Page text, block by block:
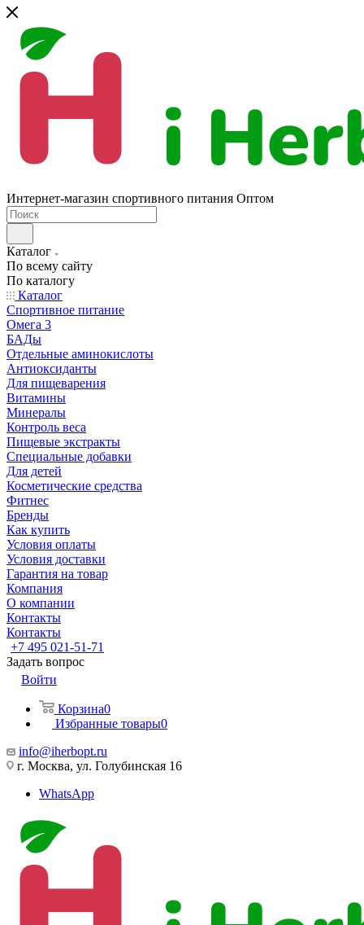
Интернет-магазин спортивного питания Оптом
Каталог
По всему сайту
По каталогу
Каталог
Спортивное питание
Омега 3
БАДы
Отдельные аминокислоты
Антиоксиданты
Для пищеварения
Витамины
Минералы
Контроль веса
Пищевые экстракты
Специальные добавки
Для детей
Косметические средства
Фитнес
Бренды
Как купить
Условия оплаты
Условия доставки
Гарантия на товар
Компания
О компании
Контакты
Контакты
+7 495 021-51-71
Задать вопрос
Войти
Корзина0
Избранные товары0
info@iherbopt.ru
г. Москва, ул. Голубинская 16
WhatsApp